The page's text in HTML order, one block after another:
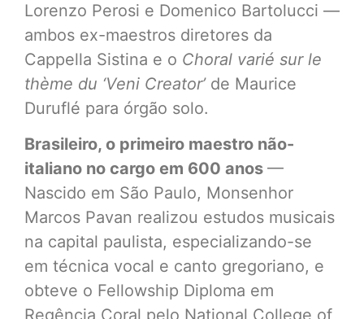
Lorenzo Perosi e Domenico Bartolucci —
ambos ex-maestros diretores da
Cappella Sistina e o Choral varié sur le
thème du ‘Veni Creator’ de Maurice
Duruflé para órgão solo.
Brasileiro, o primeiro maestro não-
italiano no cargo em 600 anos —
Nascido em São Paulo, Monsenhor
Marcos Pavan realizou estudos musicais
na capital paulista, especializando-se
em técnica vocal e canto gregoriano, e
obteve o Fellowship Diploma em